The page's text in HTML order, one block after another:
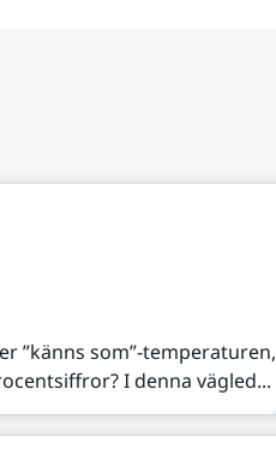
”känns som”-temperaturen,
I denna vägled...